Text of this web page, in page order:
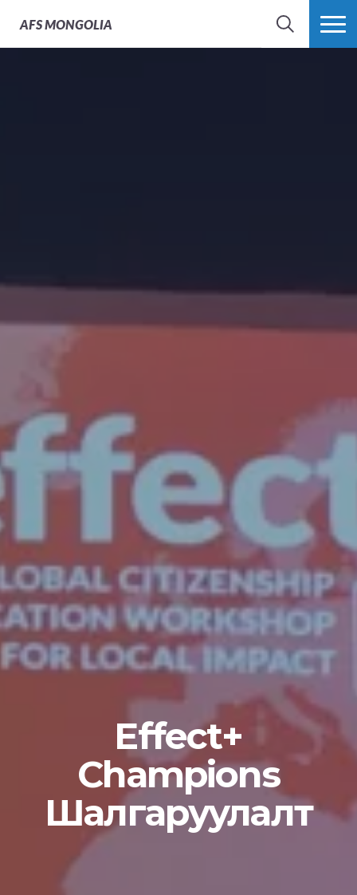
AFSMONGOLIA
SEARCH MORE
Effect+
Champions
Шалгаруулалт